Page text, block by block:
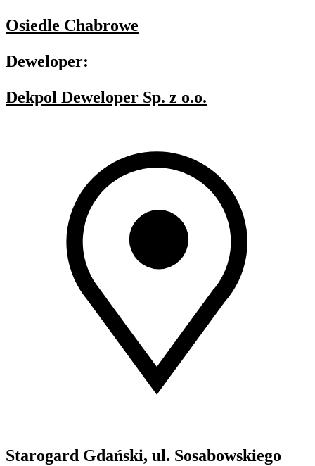
Osiedle Chabrowe
Deweloper:
Dekpol Deweloper Sp. z o.o.
Starogard Gdański, ul. Sosabowskiego